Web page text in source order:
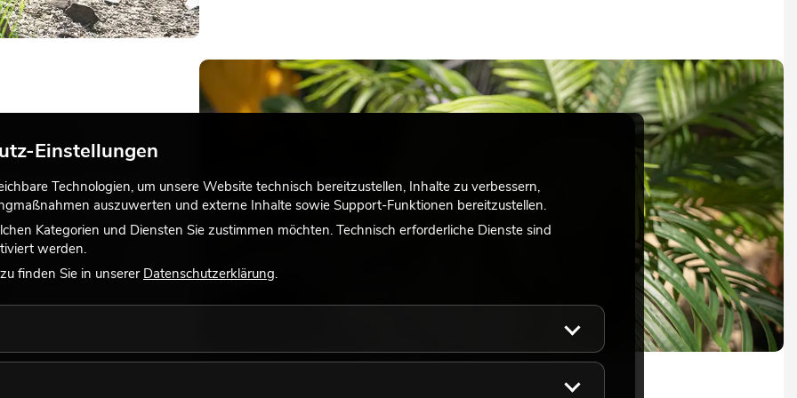
Rubrik
Strukturen und
Feeling mit starker
Spa-Bereiche,
Einstellungen
Technologien, um unsere Website technisch bereitzustellen, Inhalte zu verbessern,
auszuwerten und externe Inhalte sowie Support-Funktionen bereitzustellen.
Kategorien und Diensten Sie zustimmen möchten. Technisch erforderliche Dienste sind
werden.
finden Sie in unserer Datenschutzerklärung.